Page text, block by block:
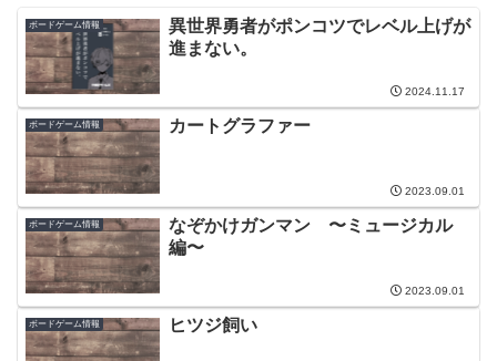
ボードゲーム情報
異世界勇者がポンコツでレベル上げが
進まない。
2024.11.17
ボードゲーム情報 カートグラファー
2023.09.01
ボードゲーム情報
なぞかけガンマン 〜ミュージカル
編〜
2023.09.01
ボードゲーム情報 ヒツジ飼い